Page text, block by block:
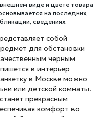
виде и цвете товара
на последних,
сведениях.
собой
для обстановки
черным
в интерьер
в Москве можно
или детской комнаты.
прекрасным
комфорт во